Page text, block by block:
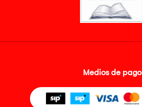
Medios de pago